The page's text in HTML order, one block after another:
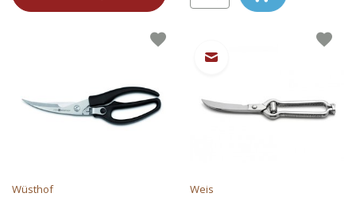
Wüsthof
Weis